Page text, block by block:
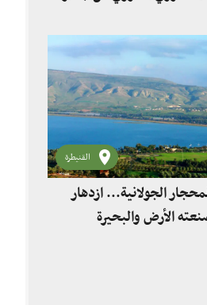
القنيطرة
الجولانية... ازدهار
الأرض والبحيرة